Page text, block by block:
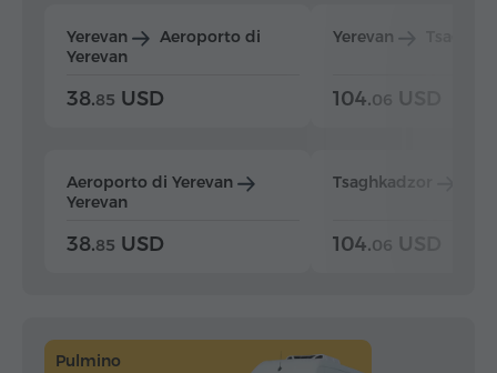
Yerevan
Aeroporto di
Yerevan
38.85 USD
Aeroporto di Yerevan
Yerevan
38.85 USD
Yerevan
104.06 USD
Tsaghkadzor
104.06 USD
Pulmino